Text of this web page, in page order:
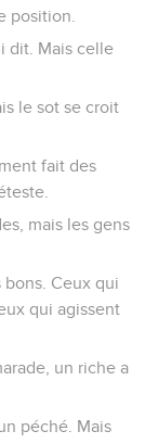
position.
dit. Mais celle
le sot se croit
fait des
mais les gens
bons. Ceux qui
qui agissent
un riche a
péché. Mais